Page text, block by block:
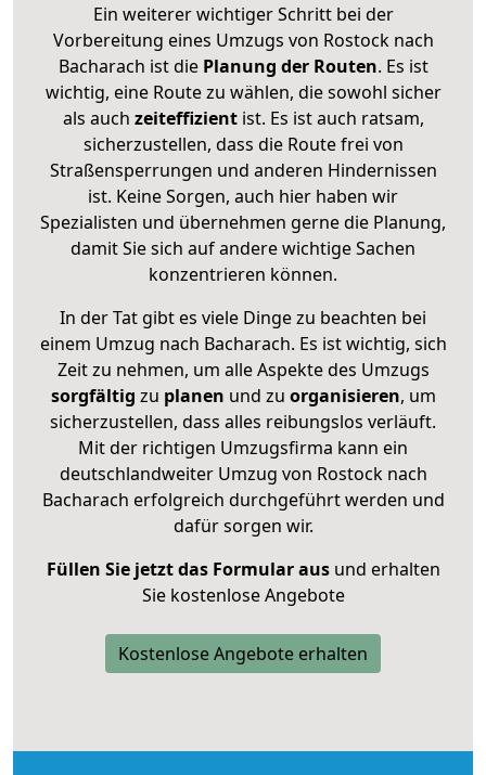
Ein weiterer wichtiger Schritt bei der
Vorbereitung eines Umzugs von Rostock nach
Bacharach ist diePlanung der Routen. Es ist
wichtig, eine Route zu wählen, die sowohl sicher
als auch zeiteffizientist. Es ist auch ratsam,
sicherzustellen, dass die Route frei von
Straßensperrungen und anderen Hindernissen
ist. Keine Sorgen, auch hier haben wir
Spezialisten und übernehmen gerne die Planung,
damit Sie sich auf andere wichtige Sachen
konzentrieren können.
In der Tat gibt es viele Dinge zu beachten bei
einem Umzug nach Bacharach. Es ist wichtig, sich
Zeit zu nehmen, um alle Aspekte des Umzugs
sorgfältig zu planen und zu organisieren, um
sicherzustellen, dass alles reibungslos verläuft.
Mit der richtigen Umzugsfirma kann ein
deutschlandweiter Umzug von Rostock nach
Bacharach erfolgreich durchgeführt werden und
dafür sorgen wir.
Füllen Sie jetzt das Formular ausund erhalten
Sie kostenlose Angebote
Kostenlose Angebote erhalten